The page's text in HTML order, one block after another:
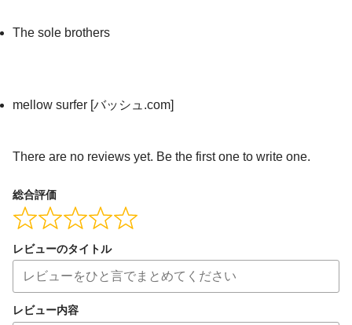
The sole brothers
mellow surfer [バッシュ.com]
There are no reviews yet. Be the first one to write one.
総合評価
レビューのタイトル
レビュー内容